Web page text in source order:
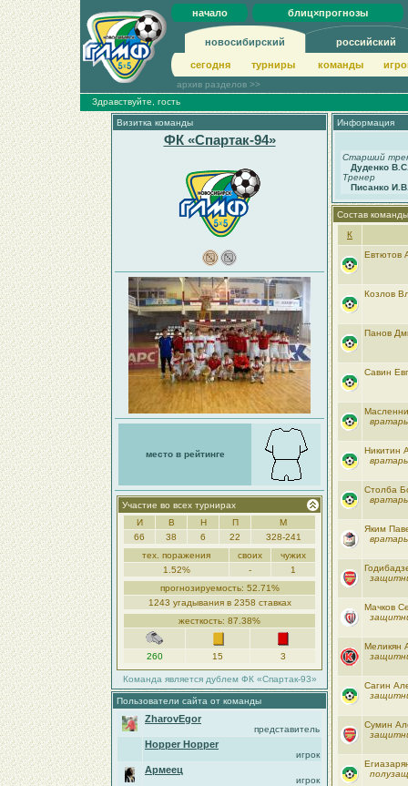
начало блиц×прогнозы
новосибирский российский
сегодня турниры команды
архив разделов >>
Здравствуйте, гость
Визитка команды
ФК «Спартак-94»
место в рейтинге
Участие во всех турнирах
И
В Н П
М
66
38 6 22
328-241
тех. поражения
своих
чужих
1.52%
-
1
прогнозируемость: 52.71%
1243 угадывания в 2358 ставках
жесткость: 87.38%
260 15 3
Команда является дублем ФК «Спартак-93»
Пользователи сайта от команды
ZharovEgor
представитель
Hopper Hopper
игрок
Армеец
игрок
Информация
Старший
Дуденко
Тренер
Писанко
Состав команды
К
Евтютов
Козлов
Панов
Савин
вратарь
Никитин
вратарь
Столба
вратарь
Яким
вратарь
Мачков
Меликян
Сагин
Сумин